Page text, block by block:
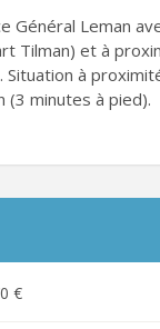
Général Leman
Tilman) et à
à
(3 minutes à pied).
€